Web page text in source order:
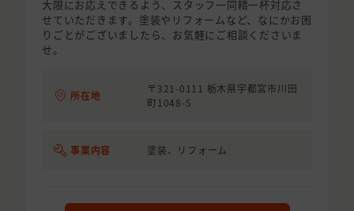
大限にお応えできるよう、スタッフ一同精一杯対応さ
せていただきます。塗装やリフォームなど、なにかお困
りごとがございましたら、お気軽にご相談くださいま
せ。
所在地
〒321-0111 栃木県宇都宮市川田
町1048-5
事業内容 塗装、リフォーム